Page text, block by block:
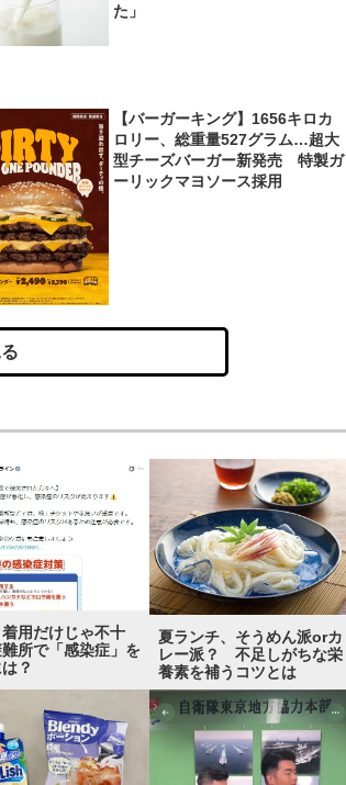
た」
【バーガーキング】1656キロカ
ロリー、総重量527グラム…超大
型チーズバーガー新発売 特製ガ
ーリックマヨソース採用
用だけじゃ不十
所で「感染症」を
？
夏ランチ、そうめん派orカ
レー派？ 不足しがちな栄
養素を補うコツとは